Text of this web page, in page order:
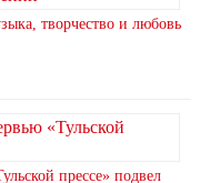
творчество и любовь
прессе» подвел